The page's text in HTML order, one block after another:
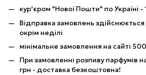
кур'єром "Нової Пошти" по Україні -
Відправка замовлень
окрім неділі
мінімальне замовлення на сайті
При замовленні розпиву парфумів
грн - доставка безкоштовна!